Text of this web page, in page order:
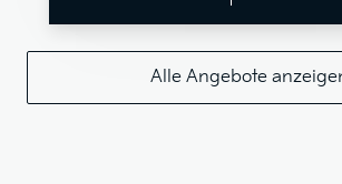
Alle Angebote